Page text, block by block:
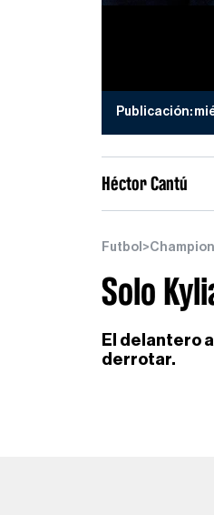
Publicación:
Héctor Cantú
Futbol >
Solo
El delantero
derrotar.